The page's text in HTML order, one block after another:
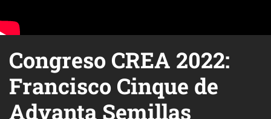
Congreso CREA 2022:
Francisco Cinque de
Advanta Semillas